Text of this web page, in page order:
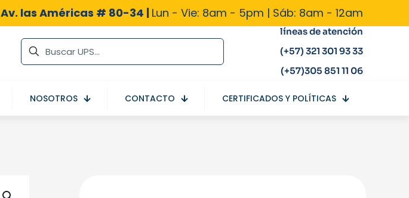
Av. las Américas # 80-34 | Lun - Vie: 8am - 5pm | Sáb: 8am - 12am
líneas de atención
(+57) 321 301 93 33
(+57)305 851 11 06
NOSOTROS CONTACTO CERTIFICADOS Y POLÍTICAS